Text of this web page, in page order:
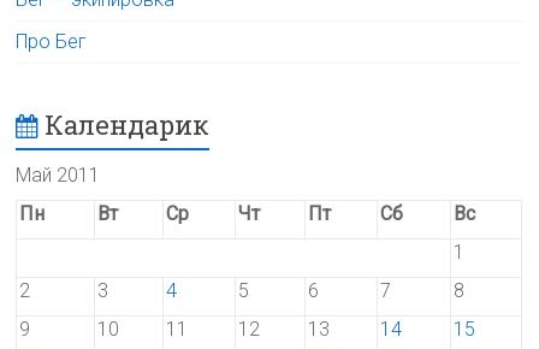
Про Бег
Календарик
Май 2011
Пн
Вт Ср Чт Пт Сб
Вс
1
2
3 4 5 6 7
8
9
10 11 12 13 14
15